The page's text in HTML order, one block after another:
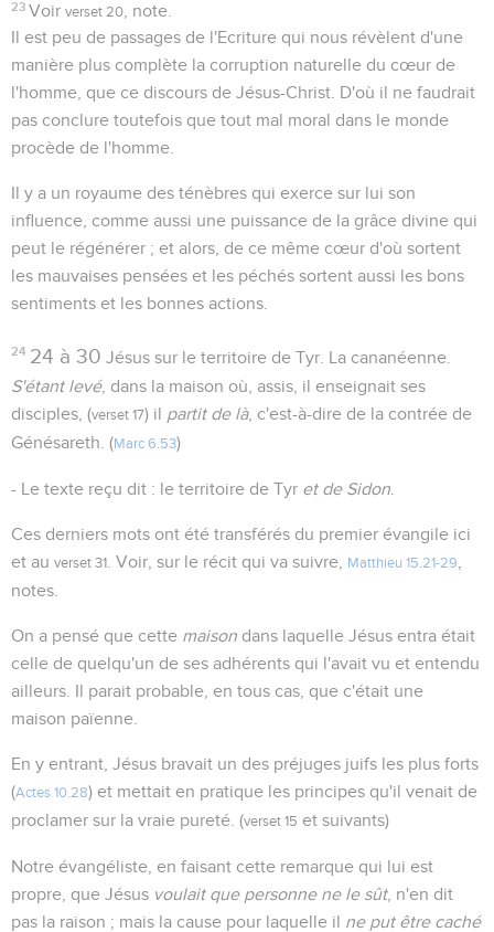
23 Voirverset 20
, note.
Il est peu de passages de l'Ecriture qui nous révèlent d'une
manière plus complète la corruption naturelle du cœur de
l'homme, que ce discours de Jésus-Christ. D'où il ne faudrait
pas conclure toutefois que tout mal moral dans le monde
procède de l'homme.
Il y a un royaume des ténèbres qui exerce sur lui son
influence, comme aussi une puissance de la grâce divine qui
peut le régénérer ; et alors, de ce même cœur d'où sortent
les mauvaises pensées et les péchés sortent aussi les bons
sentiments et les bonnes actions.
24 24 à 30 Jésus sur le territoire de Tyr. La cananéenne.
S'étant levé, dans la maison où, assis, il enseignait ses
disciples, (verset 17) il partit de là, c'est-à-dire de la contrée de
Génésareth. (Marc 6.53)
- Le texte reçu dit : le territoire de Tyr et de Sidon
Ces derniers mots ont été transférés du premier évangile ici
et au verset 31 . Voir, sur le récit qui va suivre, Matthieu 15.21-29
notes.
On a pensé que cette maison dans laquelle Jésus entra était
celle de quelqu'un de ses adhérents qui l'avait vu et entendu
ailleurs. Il parait probable, en tous cas, que c'était une
maison païenne.
En y entrant, Jésus bravait un des préjuges juifs les plus forts
(Actes 10.28) et mettait en pratique les principes qu'il venait de
proclamer sur la vraie pureté. (verset 15 et suivants)
Notre évangéliste, en faisant cette remarque qui lui est
propre, que Jésus voulait que personne ne le sût, n'en dit
pas la raison ; mais la cause pour laquelle il ne put être caché